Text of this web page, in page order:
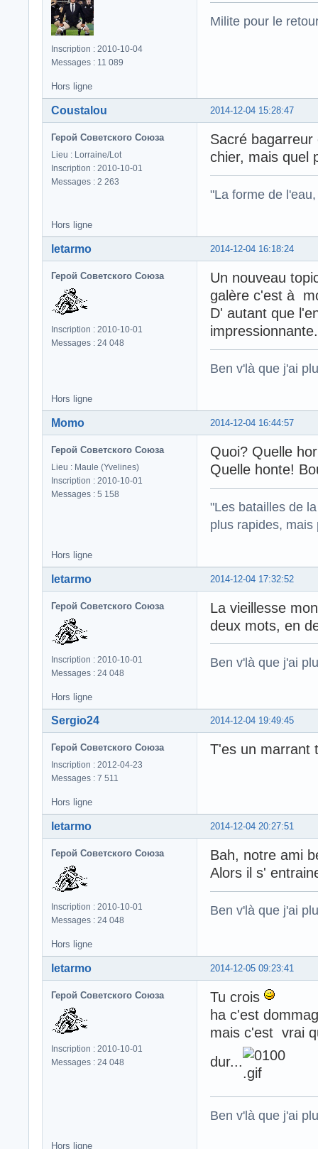
Inscription : 2010-10-04
Messages : 11 089
Milite pour le
Hors ligne
2014-12-04 15:28:47
Coustalou
Герой Советского Союза
Lieu : Lorraine/Lot
Inscription : 2010-10-01
Messages : 2 263
Sacré
chier, mais quel
"La forme de
Hors ligne
2014-12-04 16:18:24
letarmo
Герой Советского Союза
Inscription : 2010-10-01
Messages : 24 048
Un nouveau
galère c'est à
D' autant que
impressionnante.
Ben v'là que j'ai
Hors ligne
2014-12-04 16:44:57
Momo
Герой Советского Союза
Lieu : Maule (Yvelines)
Inscription : 2010-10-01
Messages : 5 158
Quoi? Quelle
Quelle honte!
"Les batailles de
plus rapides,
Hors ligne
2014-12-04 17:32:52
letarmo
Герой Советского Союза
Inscription : 2010-10-01
Messages : 24 048
La vieillesse
deux mots, en
Ben v'là que j'ai
Hors ligne
2014-12-04 19:49:45
Sergio24
Герой Советского Союза
Inscription : 2012-04-23
Messages : 7 511
T'es un marrant
Hors ligne
2014-12-04 20:27:51
letarmo
Герой Советского Союза
Inscription : 2010-10-01
Messages : 24 048
Bah, notre ami
Alors il s'
Ben v'là que j'ai
Hors ligne
2014-12-05 09:23:41
letarmo
Герой Советского Союза
Inscription : 2010-10-01
Messages : 24 048
Tu crois
ha c'est
mais c'est vrai
dur...
Ben v'là que j'ai
Hors ligne